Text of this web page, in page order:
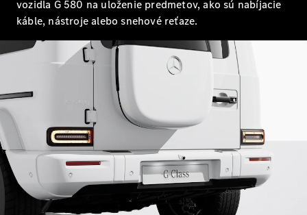
verzia
Mercedes-
Trieda S
priamemu
Konfigurátor
SUV
vozidla G 580 na uloženie predmetov, ako sú nabíjacie
káble, nástroje alebo snehové reťaze.